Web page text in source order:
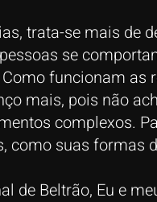
trata-se mais de
se
funcionam as
mais, pois não
complexos.
como suas formas
de Beltrão, Eu e